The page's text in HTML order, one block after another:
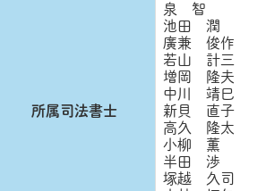
所属司法書士
泉 智
池田 潤
廣兼 俊作
若山 計三
増岡 隆夫
中川 靖巳
新貝 直子
高久 隆太
小柳 薫
半田 渉
塚越 久司